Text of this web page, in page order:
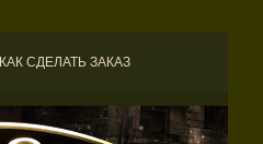
КАК СДЕЛАТЬ ЗАКАЗ